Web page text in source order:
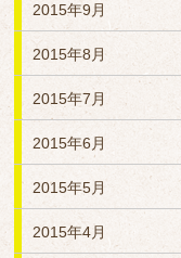
2015年9月
2015年8月
2015年7月
2015年6月
2015年5月
2015年4月